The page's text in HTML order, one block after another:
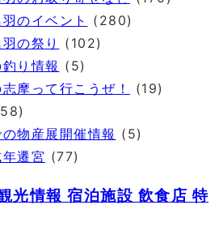
のイベント
(280)
の祭り
(102)
り情報 (5)
摩って行こうぜ！
(19)
物産展開催情報 (5)
遷宮 (77)